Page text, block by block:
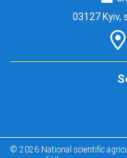
03127 Kyiv,
© 2026 National scientific